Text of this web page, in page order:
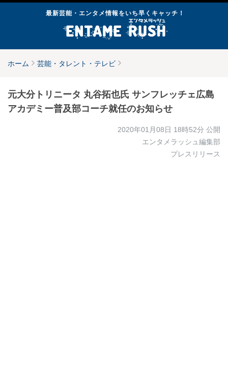
最新芸能・エンタメ情報をいち早くキャッチ！
ホーム 芸能・タレント・テレビ
元大分トリニータ 丸谷拓也氏 サンフレッチェ広島
アカデミー普及部コーチ就任のお知らせ
2020年01月08日 18時52分 公開
エンタメラッシュ編集部
プレスリリース